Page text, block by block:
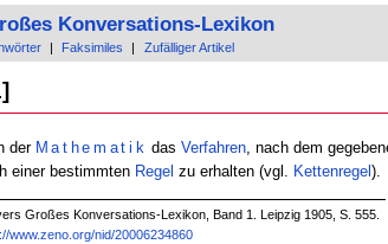
Konversations-Lexikon
Faksimiles Zufälliger Artikel
der Mathematik dasVerfahren , nach dem
einer bestimmten Regel zu erhalten (vgl. Kettenregel ).
Großes Konversations-Lexikon, Band 1. Leipzig 1905, S. 555.
www.zeno.org/nid/20006234860